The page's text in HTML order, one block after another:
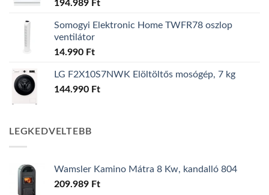
194.989 Ft
Somogyi Elektronic Home TWFR78 oszlop
ventilátor
14.990 Ft
LG F2X10S7NWK Elöltöltős mosógép, 7 kg
144.990 Ft
LEGKEDVELTEBB
Wamsler Kamino Mátra 8 Kw, kandalló 804
209.989 Ft